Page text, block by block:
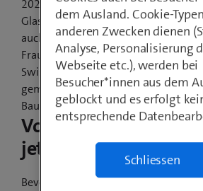
2021 jede Schweizer Gemeinde mit
Glasfasertechnologien auszubauen.
auch die Einwohnerinnen und
Frauenkappelen. Die
Swisscom haben den Ausbau sowie
gemeinsam besprochen. Die ersten
Bauarbeiten beginnen im Herbst
Vorarbeiten beginnen
jetzt
Bevor ab Herbst 2020 die
dem Ausland. Cookie-
anderen Zwecken dienen
Analyse, Personalisierung
Webseite etc.), werden bei
Besucher*innen aus dem
geblockt und es erfolgt
entsprechende
Schliessen